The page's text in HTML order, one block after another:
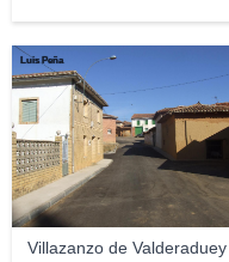
Villazanzo de Valderaduey
Luis Peña